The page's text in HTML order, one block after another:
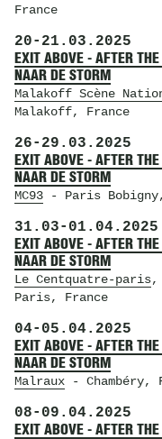
France
20- 21.03.2025
EXIT ABOVE - AFTER
NAAR DE STORM
Malakoff Scène
Malakoff, France
26- 29.03.2025
EXIT ABOVE - AFTER
NAAR DE STORM
MC93- Paris
31.03- 01.04.2025
EXIT ABOVE - AFTER
NAAR DE STORM
Le Centquatre-paris,
Paris, France
04- 05.04.2025
EXIT ABOVE - AFTER
NAAR DE STORM
Malraux- Chambéry,
08- 09.04.2025
EXIT ABOVE - AFTER